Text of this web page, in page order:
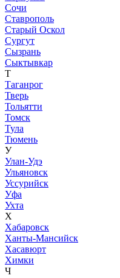
Сочи
Ставрополь
Старый Оскол
Сургут
Сызрань
Сыктывкар
Т
Таганрог
Тверь
Тольятти
Томск
Тула
Тюмень
У
Улан-Удэ
Ульяновск
Уссурийск
Уфа
Ухта
Х
Хабаровск
Ханты-Мансийск
Хасавюрт
Химки
Ч